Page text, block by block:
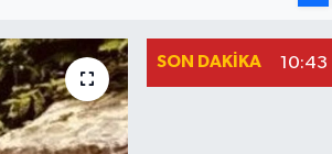
SON DAKIKA 10:43 |